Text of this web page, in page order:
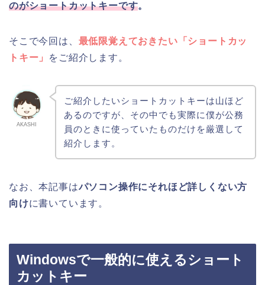
のがショートカットキーです。
そこで今回は、 最低限覚えておきたい「ショートカッ
トキー」
をご紹介します。
AKASHI
ご紹介したいショートカットキーは山ほど
あるのですが、その中でも実際に僕が公務
員のときに使っていたものだけを厳選して
紹介します。
なお、本記事はパソコン操作にそれほど詳しくない方
向けに書いています。
Windowsで一般的に使えるショート
カットキー